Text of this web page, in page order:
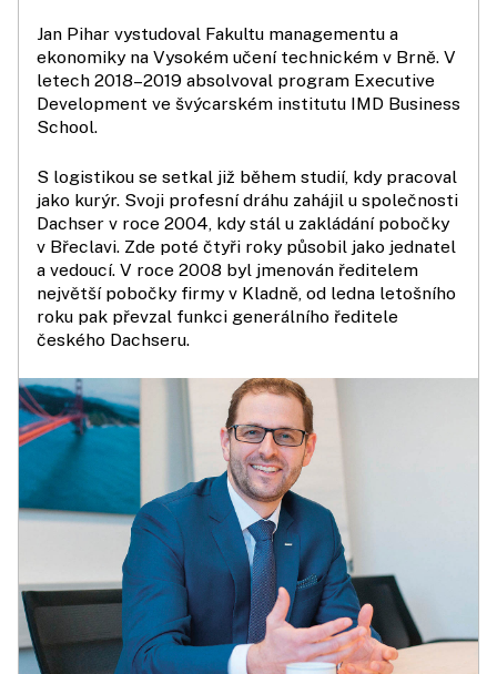
Jan Pihar vystudoval Fakultu managementu a
ekonomiky na Vysokém učení technickém v Brně. V
letech 2018–2019 absolvoval program Executive
Development ve švýcarském institutu IMD Business
School.
S logistikou se setkal již během studií, kdy pracoval
jako kurýr. Svoji profesní dráhu zahájil u společnosti
Dachser v roce 2004, kdy stál u zakládání pobočky
v Břeclavi. Zde poté čtyři roky působil jako jednatel
a vedoucí. V roce 2008 byl jmenován ředitelem
největší pobočky firmy v Kladně, od ledna letošního
roku pak převzal funkci generálního ředitele
českého Dachseru.